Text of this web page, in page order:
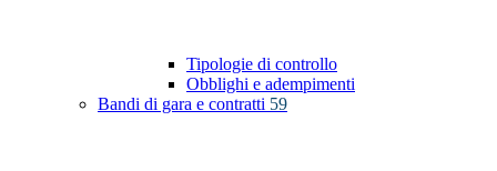
Tipologie di controllo
Obblighi e adempimenti
Bandi di gara e contratti 59